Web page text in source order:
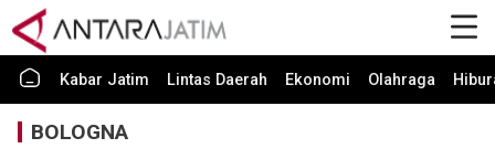
Kabar Jatim Lintas Daerah Ekonomi Olahraga
BOLOGNA